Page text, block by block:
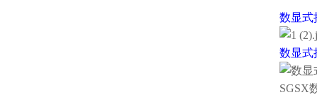
数显
数显
SGSX